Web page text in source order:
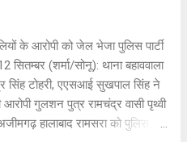
को ठुकरा दिया था जिसके चलते साजन ने
प्रेमिका को मंदिर में बुलाकर उसपर
थाना पुलिस ने प्रेमिका की माता रेखा
वासी ईदगाह बस्ती के बयानों पर
भांदस की धारा 307, 324
के खिलाफ मामला दर्ज किया है।
के आरोपी को जेल भेजा पुलिस पार्टी
सितम्बर (शर्मा/सोनू): थाना बहाववाला
सिंह टोहरी, एएसआई सुखपाल सिंह ने
गुलशन पुत्र रामचंद्र वासी पृथ्वी
हालाबाद रामसरा को पुलिस